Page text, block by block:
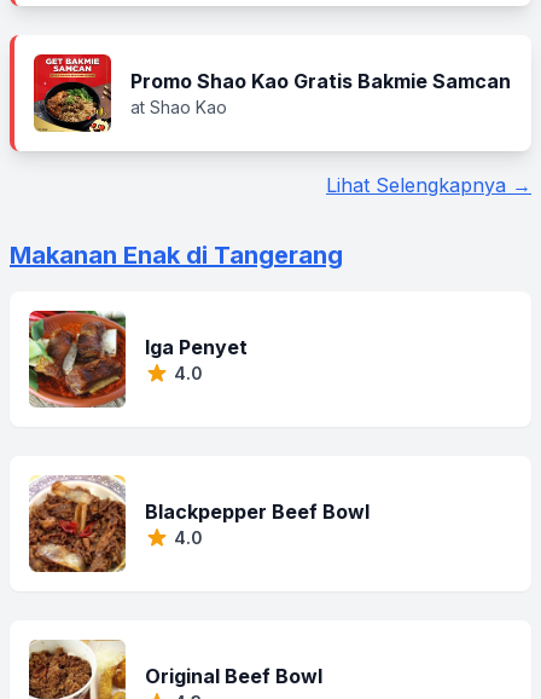
Promo Shao Kao Gratis Bakmie Samcan
at Shao Kao
Lihat Selengkapnya →
Makanan Enak di Tangerang
Iga Penyet
4.0
Blackpepper Beef Bowl
4.0
Original Beef Bowl